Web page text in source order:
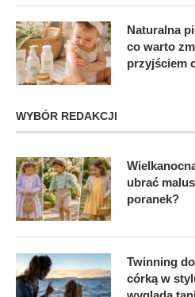
Naturalna
co warto
przyjściem
WYBÓR REDAKCJI
ubrać
poranek?
Twinning
córką w